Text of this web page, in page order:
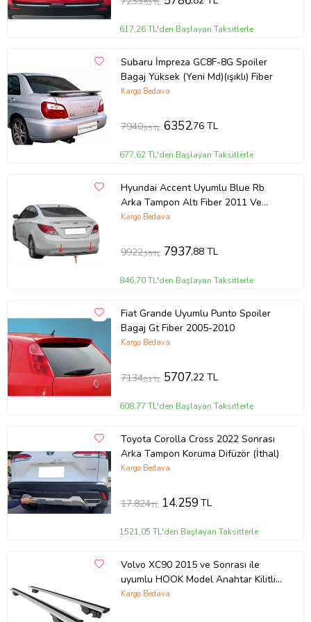
,53 TL
617,26 TL'den Başlayan Taksitlerle
Subaru İmpreza GC8F-8G Spoiler
Bagaj Yüksek (Yeni Md)(ışıklı) Fiber
Kargo Bedava
7940,95 TL 6352,76 TL
677,62 TL'den Başlayan Taksitlerle
Hyundai Accent Uyumlu Blue Rb
Arka Tampon Altı Fiber 2011 Ve
Sonrası
Kargo Bedava
9922,35 TL 7937,88 TL
846,70 TL'den Başlayan Taksitlerle
Fiat Grande Uyumlu Punto Spoiler
Bagaj Gt Fiber 2005-2010
Kargo Bedava
7134,03 TL 5707,22 TL
608,77 TL'den Başlayan Taksitlerle
Toyota Corolla Cross 2022 Sonrası
Arka Tampon Koruma Difüzör (İthal)
Kargo Bedava
17.824TL 14.259TL
1521,05 TL'den Başlayan Taksitlerle
Volvo XC90 2015 ve Sonrası ile
uyumlu HOOK Model Anahtar Kilitli
Ara Atkı Tavan Barı GRİ
Kargo Bedava